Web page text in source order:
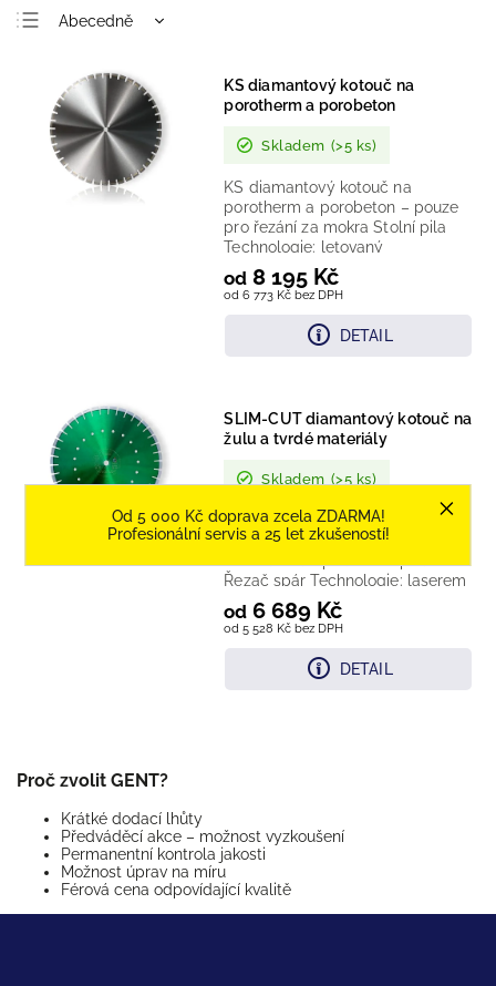
Od 5 000 Kč doprava zcela ZDARMA!
Profesionální servis a 25 let zkušeností!
Abecedně
Nejdražší
Nejprodávanější
KS diamantový kotouč na
porotherm a porobeton
Skladem (>5 ks)
od 6 773 Kč bez DPH
od 8 195 Kč
DETAIL
KS diamantový kotouč na
porotherm a porobeton – pouze
pro řezání za mokra Stolní pila
Technologie: letovaný
diamantový segment Provedení:
segmentovaný...
SLIM-CUT diamantový kotouč na
žulu a tvrdé materiály
Skladem (>5 ks)
od 5 528 Kč bez DPH
od 6 689 Kč
DETAIL
SLIM-CUT diamantový kotouč na
žulu a tvrdé materiály Ruční
rozbrušovací pila Stolní pila
Řezač spár Technologie: laserem
vařený diamantový...
Proč zvolit GENT?
Krátké dodací lhůty
Předváděcí akce – možnost vyzkoušení
Permanentní kontrola jakosti
Možnost úprav na míru
Férová cena odpovídající kvalitě